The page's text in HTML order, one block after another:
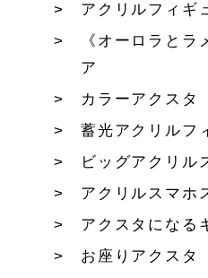
アクリルフィギ
《オーロラとラ
ア
カラーアクスタ
蓄光アクリルフ
ビッグアクリル
アクリルスマホ
アクスタになる
お座りアクスタ